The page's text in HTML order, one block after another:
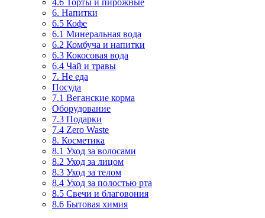
6. Напитки
6.5 Кофе
6.1 Минеральная вода
6.2 Комбуча и напитки
6.3 Кокосовая вода
6.4 Чай и травы
7. Не еда
Посуда
7.1 Веганские корма
Оборудование
7.3 Подарки
7.4 Zero Waste
8. Косметика
8.1 Уход за волосами
8.2 Уход за лицом
8.3 Уход за телом
8.4 Уход за полостью рта
8.5 Свечи и благовония
8.6 Бытовая химия